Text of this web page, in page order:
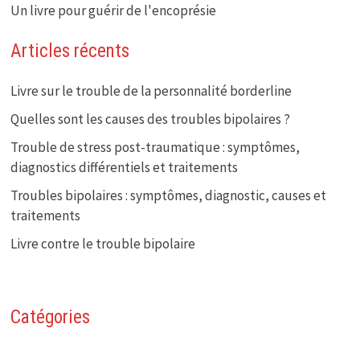
Un livre pour guérir de l'encoprésie
Articles récents
Livre sur le trouble de la personnalité borderline
Quelles sont les causes des troubles bipolaires ?
Trouble de stress post-traumatique : symptômes,
diagnostics différentiels et traitements
Troubles bipolaires : symptômes, diagnostic, causes et
traitements
Livre contre le trouble bipolaire
Catégories